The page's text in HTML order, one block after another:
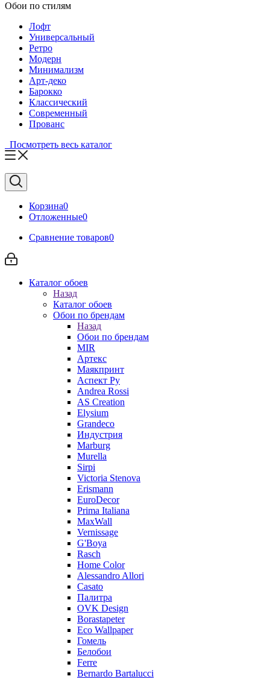
Обои по стилям
Лофт
Универсальный
Ретро
Модерн
Минимализм
Арт-деко
Барокко
Классический
Современный
Прованс
Посмотреть весь каталог
Корзина0
Отложенные0
Сравнение товаров0
Каталог обоев
Назад
Каталог обоев
Обои по брендам
Назад
Обои по брендам
MIR
Артекс
Маякпринт
Аспект Ру
Andrea Rossi
AS Creation
Elysium
Grandeco
Индустрия
Marburg
Murella
Sirpi
Victoria Stenova
Erismann
EuroDecor
Prima Italiana
MaxWall
Vernissage
G'Boya
Rasch
Home Color
Alessandro Allori
Casato
Палитра
OVK Design
Borastapeter
Eco Wallpaper
Гомель
Белобои
Ferre
Bernardo Bartalucci